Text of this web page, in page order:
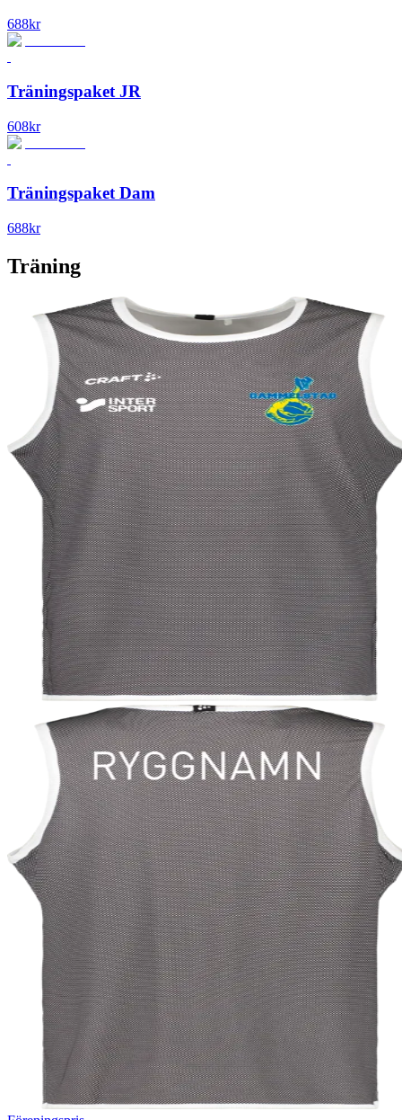
688kr
Träningspaket JR
608kr
Träningspaket Dam
688kr
Träning